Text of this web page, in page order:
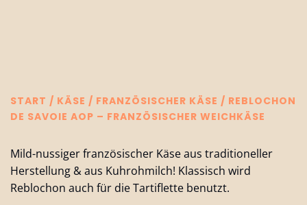
START / KÄSE / FRANZÖSISCHER KÄSE / REBLOCHON
DE SAVOIE AOP – FRANZÖSISCHER WEICHKÄSE
Mild-nussiger französischer Käse aus traditioneller
Herstellung & aus Kuhrohmilch! Klassisch wird
Reblochon auch für die Tartiflette benutzt.